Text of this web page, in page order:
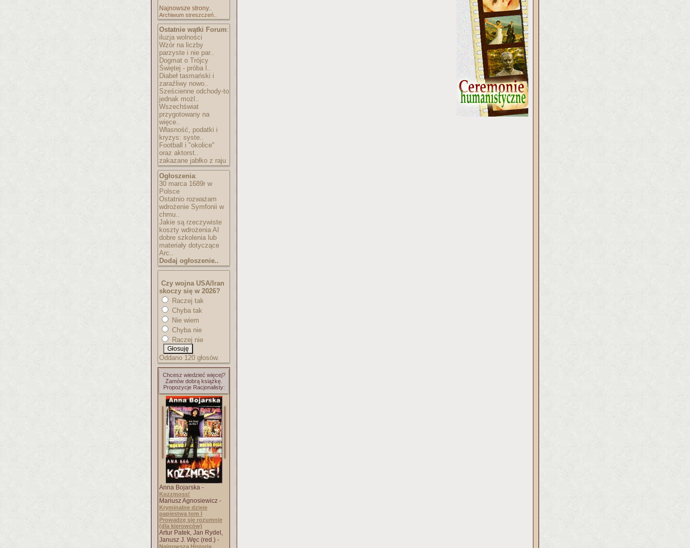
Najnowsze strony..
Archiwum streszczeń..
Ostatnie wątki Forum:
iluzja wolności
Wzór na liczby
parzyste i nie par..
Dogmat o Trójcy
Świętej - próba l..
Diabeł tasmański i
zaraźliwy nowo..
Sześcienne odchody-to
jednak możl..
Wszechświat
przygotowany na
więce..
Własność, podatki i
kryzys: syste..
Football i "okolice"
oraz aktorst..
zakazane jabłko z raju
Ogłoszenia:
30 marca 1689r w
Polsce
Ostatnio rozważam
wdrożenie Symfonii w
chmu..
Jakie są rzeczywiste
koszty wdrożenia AI
dobre szkolenia lub
materiały dotyczące
Arc..
Dodaj ogłoszenie..
Czy wojna USA/Iran
skoczy się w 2026?
Raczej tak
Chyba tak
Nie wiem
Chyba nie
Raczej nie
Oddano 120 głosów.
Chcesz wiedzieć więcej?
Zamów dobrą książkę.
Propozycje Racjonalisty:
Anna Bojarska -
Kozzmoss!
Mariusz Agnosiewicz -
Kryminalne dzieje
papiestwa tom I
Prowadzę się rozumnie
(dla kierowców)
Artur Patek, Jan Rydel,
Janusz J. Węc (red.) -
Najnowsza Historia